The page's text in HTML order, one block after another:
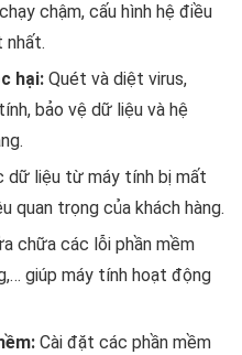
chậm, cấu hình hệ điều
nhất.
hại: Quét và diệt virus,
bảo vệ dữ liệu và hệ
dữ liệu từ máy tính bị mất
quan trọng của khách hàng.
chữa các lỗi phần mềm
giúp máy tính hoạt động
Cài đặt các phần mềm